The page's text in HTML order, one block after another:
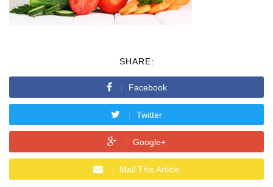
SHARE:
Facebook
Twitter
Google+
Mail This Article